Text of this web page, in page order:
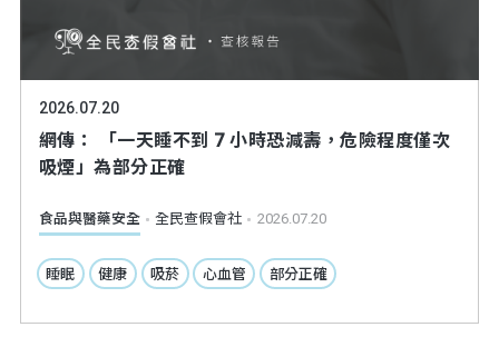
2026.07.20
網傳： 「一天睡不到 7 小時恐減壽，危險程度僅次
吸煙」為部分正確
食品與醫藥安全 全民查假會社 2026.07.20
睡眠 健康 吸菸 心血管 部分正確